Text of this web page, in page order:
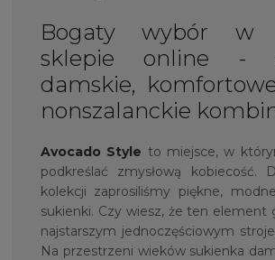
Bogaty wybór w
sklepie online -
damskie,
nonszalanckie
Avocado Style to miejsce, w
podkreślać zmysłową kobiecość.
kolekcji zaprosiliśmy piękne,
sukienki. Czy wiesz, że ten element
najstarszym jednoczęściowym
Na przestrzeni wieków sukienka